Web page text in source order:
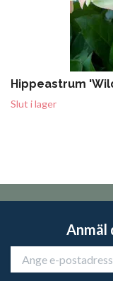
Hippeastrum
Slut i lager
Anmäl